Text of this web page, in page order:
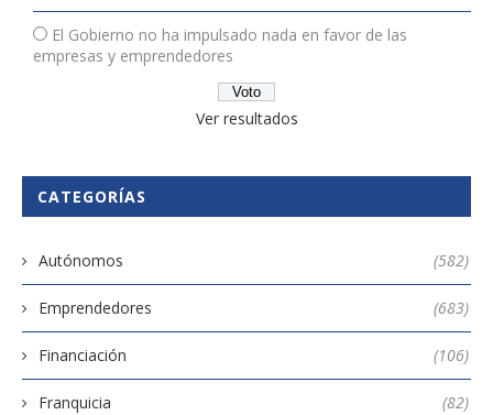
El Gobierno no ha impulsado nada en favor de las
empresas y emprendedores
Ver resultados
CATEGORÍAS
Autónomos (582)
Emprendedores (683)
Financiación (106)
Franquicia (82)